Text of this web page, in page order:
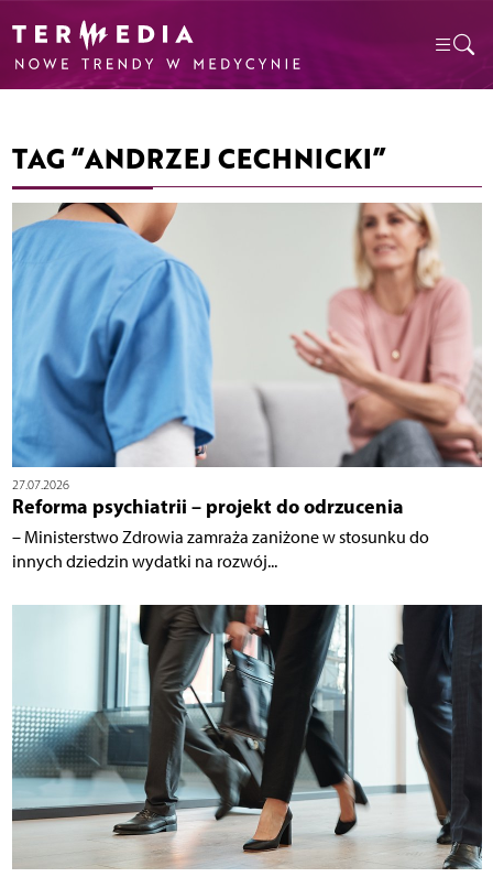
TAG “ANDRZEJ CECHNICKI”
27.07.2026
Reforma psychiatrii – projekt do odrzucenia
– Ministerstwo Zdrowia zamraża zaniżone w stosunku do
innych dziedzin wydatki na rozwój...